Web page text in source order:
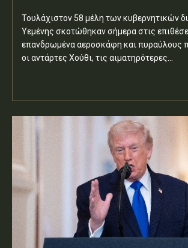
Τουλάχιστον 58 μέλη των κυβερνητικών
Υεμένης σκοτώθηκαν σήμερα στις
επανδρωμένα αεροσκάφη και πυραύλους
οι αντάρτες Χούθι, τις αιματηρότερες...